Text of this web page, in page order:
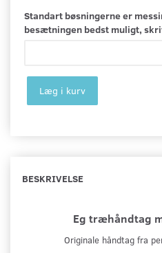
Standart bøsningerne er
besætningen bedst muligt,
Læg i kurv
BESKRIVELSE
Eg træhåndtag
Originale håndtag fra